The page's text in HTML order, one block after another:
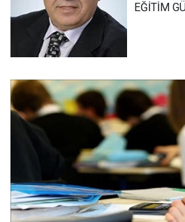
EĞİTİM